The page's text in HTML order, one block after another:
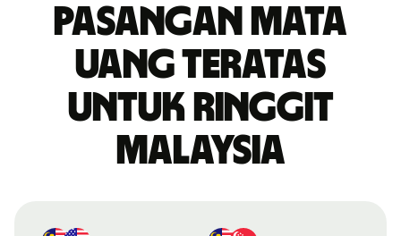
Pasangan mata
uang teratas
untuk ringgit
Malaysia